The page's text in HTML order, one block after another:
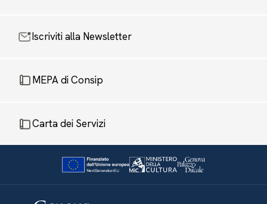
Iscriviti alla Newsletter
MEPA di Consip
Carta dei Servizi